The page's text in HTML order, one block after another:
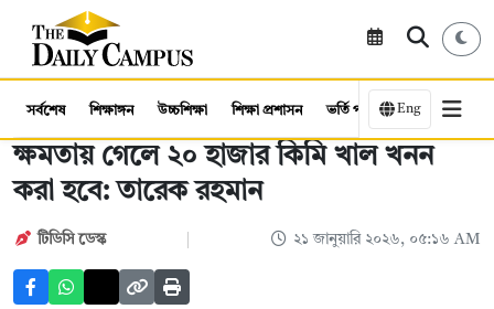
সর্বশেষ শিক্ষাঙ্গন উচ্চশিক্ষা শিক্ষা প্রশাসন ভর্তি পরীক্ষা কর্মসংস্থান
Eng
ক্ষমতায় গেলে ২০ হাজার কিমি খাল খনন
করা হবে: তারেক রহমান
টিডিসি ‍ডেস্ক ২১ জানুয়ারি ২০২৬, ০৫:১৬ AM